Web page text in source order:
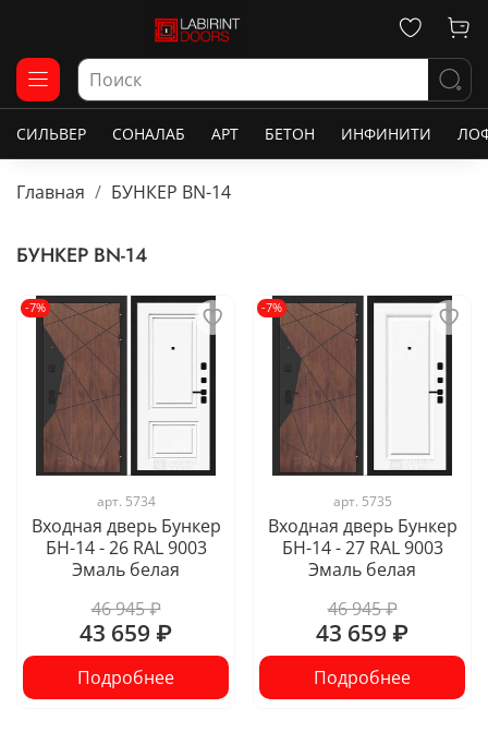
СИЛЬВЕР СОНАЛАБ АРТ БЕТОН ИНФИНИТИ
Главная БУНКЕР BN-14
БУНКЕР BN-14
-7%
арт. 5734
Входная дверь Бункер
БН-14 - 26 RAL 9003
Эмаль белая
46 945 ₽
43 659 ₽
Подробнее
-7%
арт. 5735
Входная дверь Бункер
БН-14 - 27 RAL 9003
Эмаль белая
46 945 ₽
43 659 ₽
Подробнее